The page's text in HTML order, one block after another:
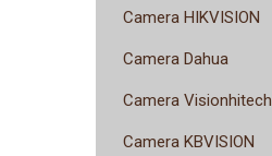
Camera HIKVISION
Camera Dahua
Camera Visionhitech
Camera KBVISION